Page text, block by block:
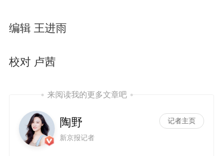
编辑 王进雨
校对 卢茜
来阅读我的更多文章吧
陶野
新京报记者
记者主页